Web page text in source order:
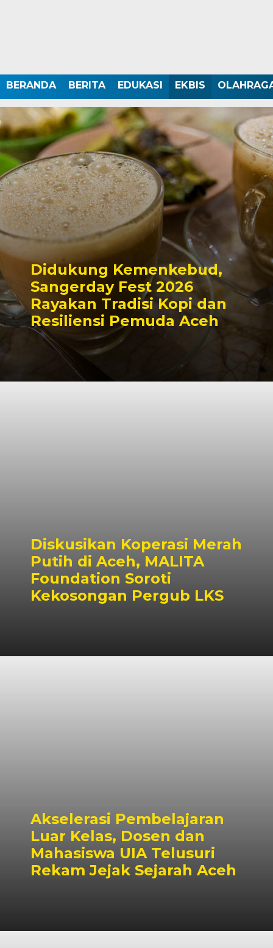
BERANDA BERITA EDUKASI EKBIS
Didukung Kemenkebud,
Sangerday Fest 2026
Rayakan Tradisi Kopi dan
Resiliensi Pemuda Aceh
Diskusikan Koperasi Merah
Putih di Aceh, MALITA
Foundation Soroti
Kekosongan Pergub LKS
Akselerasi Pembelajaran
Luar Kelas, Dosen dan
Mahasiswa UIA Telusuri
Rekam Jejak Sejarah Aceh